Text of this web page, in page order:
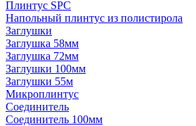
Плинтус SPC
Напольный плинтус из полистирола
Заглушки
Заглушка 58мм
Заглушка 72мм
Заглушки 100мм
Заглушки 55м
Микроплинтус
Соединитель
Соединитель 100мм